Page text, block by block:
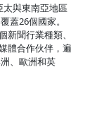
與東南亞地區
蓋26個國家。
新聞行業種類、
體合作伙伴，遍
、歐洲和英